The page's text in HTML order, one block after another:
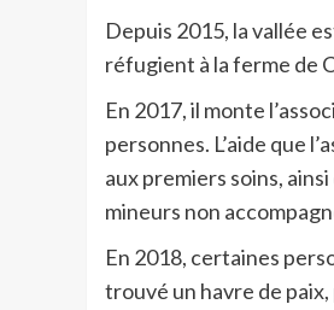
Depuis 2015, la vallée
réfugient à la ferme de
En 2017, il monte
personnes. L’aide que
aux premiers soins,
mineurs non
En 2018, certaines
trouvé un havre de